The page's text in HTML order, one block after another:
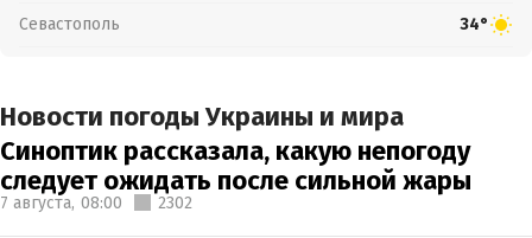
Севастополь 34°
Новости погоды Украины и мира
Синоптик рассказала, какую непогоду
следует ожидать после сильной жары
7 августа, 08:00 2302